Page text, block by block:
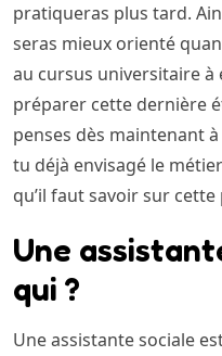
pratiqueras plus tard.
seras mieux orienté
au cursus universitaire
préparer cette dernière
penses dès maintenant
tu déjà envisagé le
qu’il faut savoir sur
Une
qui ?
Une assistante sociale